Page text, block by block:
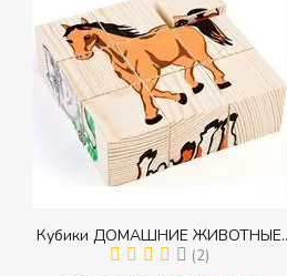
Кубики ДОМАШНИЕ ЖИВОТНЫЕ
(Томик) (Набор кубиков разрезных
(2)